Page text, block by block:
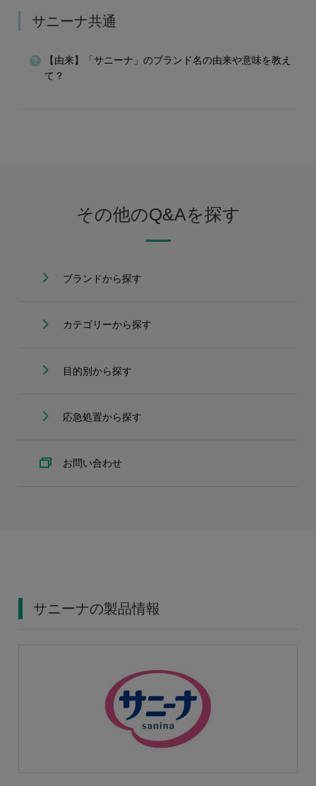
サニーナ共通
【由来】「サニーナ」のブランド名の由来や意味を教え
て？
その他のQ&Aを探す
ブランドから探す
カテゴリーから探す
目的別から探す
応急処置から探す
お問い合わせ
サニーナの製品情報